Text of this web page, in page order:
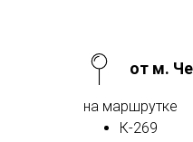
от м.
на маршрутке
К-269